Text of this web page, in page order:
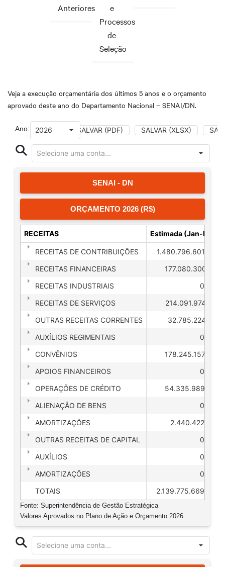
Anteriores
e
Processos
de
Seleção
Veja a execução orçamentária dos últimos 5 anos e o orçamento
aprovado deste ano do Departamento Nacional – SENAI/DN.